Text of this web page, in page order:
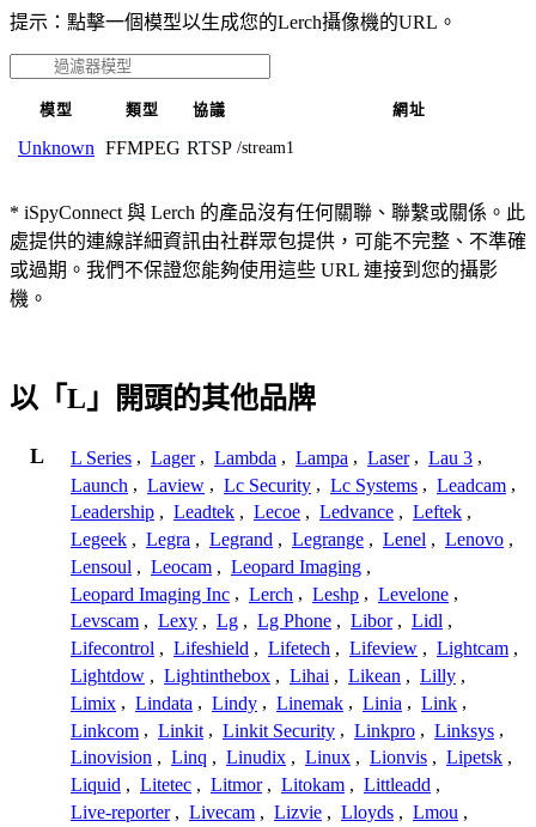
提示：點擊一個模型以生成您的Lerch攝像機的URL。
模型 類型 協議 網址
Unknown FFMPEG RTSP /stream1
* iSpyConnect 與 Lerch 的產品沒有任何關聯、聯繫或關係。此
處提供的連線詳細資訊由社群眾包提供，可能不完整、不準確
或過期。我們不保證您能夠使用這些 URL 連接到您的攝影
機。
以「L」開頭的其他品牌
L L Series , Lager , Lambda , Lampa , Laser , Lau 3 ,
Launch , Laview , Lc Security , Lc Systems , Leadcam ,
Leadership , Leadtek , Lecoe , Ledvance , Leftek ,
Legeek , Legra , Legrand , Legrange , Lenel , Lenovo ,
Lensoul , Leocam , Leopard Imaging ,
Leopard Imaging Inc , Lerch , Leshp , Levelone ,
Levscam , Lexy , Lg , Lg Phone , Libor , Lidl ,
Lifecontrol , Lifeshield , Lifetech , Lifeview , Lightcam ,
Lightdow , Lightinthebox , Lihai , Likean , Lilly ,
Limix , Lindata , Lindy , Linemak , Linia , Link ,
Linkcom , Linkit , Linkit Security , Linkpro , Linksys ,
Linovision , Linq , Linudix , Linux , Lionvis , Lipetsk ,
Liquid , Litetec , Litmor , Litokam , Littleadd ,
Live-reporter , Livecam , Lizvie , Lloyds , Lmou ,